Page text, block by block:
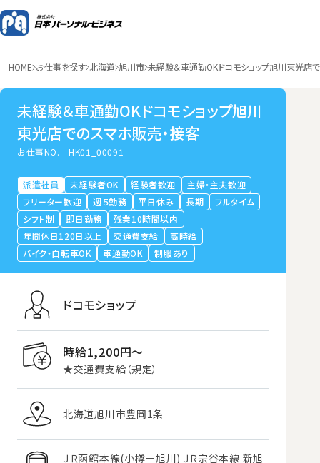
HOME お仕事を探す 北海道 旭川市 未経験＆車通勤OKドコモショップ旭川東光店
未経験＆車通勤OKドコモショップ旭川
東光店でのスマホ販売・接客
お仕事NO.HK01_00091
派遣社員 未経験者OK 経験者歓迎
主婦・主夫歓迎
フリーター歓迎
週５勤務 平日休み 長期
フルタイム
シフト制
即日勤務
残業10時間以内
年間休日120日以上
交通費支給
高時給
バイク・自転車OK
車通勤OK 制服あり
ドコモショップ
時給1,200円〜
★交通費支給（規定）
北海道旭川市豊岡1条
ＪＲ函館本線(小樽－旭川) ＪＲ宗谷本線 新旭